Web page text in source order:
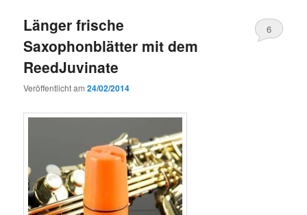
Länger frische
Saxophonblätter mit dem
ReedJuvinate
Veröffentlicht am24/02/2014
6